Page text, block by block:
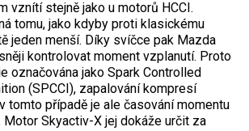
vznítí stejně jako u motorů HCCI.
tomu, jako kdyby proti klasickému
jeden menší. Díky svíčce pak Mazda
kontrolovat moment vzplanutí. Proto
označována jako Spark Controlled
(SPCCI), zapalování kompresí
tomto případě je ale časování momentu
Skyactiv-X jej dokáže určit za